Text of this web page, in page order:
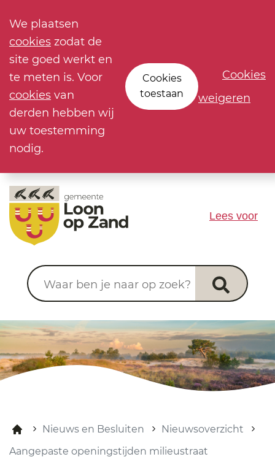
We plaatsen
cookies zodat de
site goed werkt en
te meten is. Voor
cookies van
derden hebben wij
uw toestemming
nodig.
Cookies
toestaan
Cookies
weigeren
Waar ben je naar op zoek?
Lees voor
Nieuws en Besluiten
Nieuwsoverzicht
Aangepaste openingstijden milieustraat